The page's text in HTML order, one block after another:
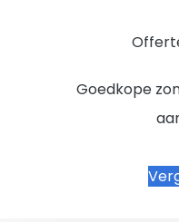
Goedkope